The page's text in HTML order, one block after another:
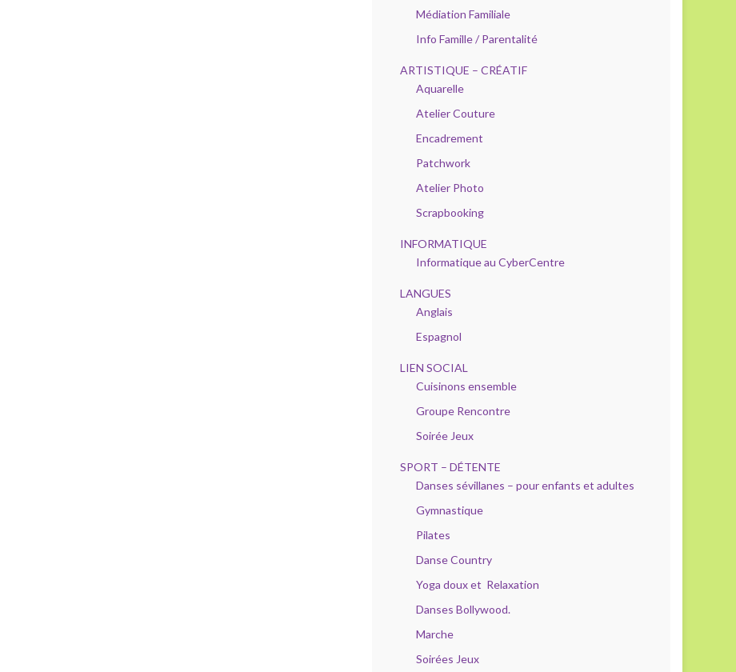
Médiation Familiale
Info Famille / Parentalité
ARTISTIQUE – CRÉATIF
Aquarelle
Atelier Couture
Encadrement
Patchwork
Atelier Photo
Scrapbooking
INFORMATIQUE
Informatique au CyberCentre
LANGUES
Anglais
Espagnol
LIEN SOCIAL
Cuisinons ensemble
Groupe Rencontre
Soirée Jeux
SPORT – DÉTENTE
Danses sévillanes – pour enfants et adultes
Gymnastique
Pilates
Danse Country
Yoga doux et Relaxation
Danses Bollywood.
Marche
Soirées Jeux